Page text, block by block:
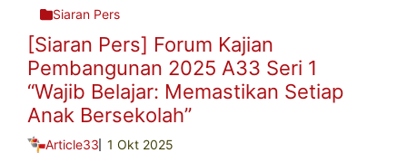
Siaran Pers
[Siaran Pers] Forum Kajian
Pembangunan 2025 A33 Seri 1
“Wajib Belajar: Memastikan Setiap
Anak Bersekolah”
Article33 1 Okt 2025